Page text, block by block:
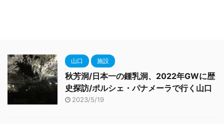
山口 施設
秋芳洞/日本一の鍾乳洞、2022年GWに歴
史探訪/ポルシェ・パナメーラで行く山口
2023/5/19